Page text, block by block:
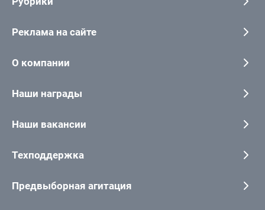
Реклама на сайте
О компании
Наши награды
Наши вакансии
Техподдержка
Предвыборная агитация